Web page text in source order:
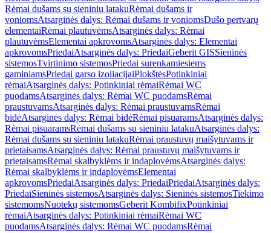
Rėmai dušams su sieniniu latakuRėmai dušams ir
voniomsAtsarginės dalys: Rėmai dušams ir voniomsDušo pertvarų
elementaiRėmai plautuvėmsAtsarginės dalys: Rėmai
plautuvėmsElementai apkrovomsAtsarginės dalys: Elementai
apkrovomsPriedaiAtsarginės dalys: PriedaiGeberit GISSieninės
sistemosTvirtinimo sistemosPriedai surenkamiesiems
gaminiamsPriedai garso izoliacijaiPlokštėsPotinkiniai
rėmaiAtsarginės dalys: Potinkiniai rėmaiRėmai WC
puodamsAtsarginės dalys: Rėmai WC puodamsRėmai
praustuvamsAtsarginės dalys: Rėmai praustuvamsRėmai
bidėAtsarginės dalys: Rėmai bidėRėmai pisuaramsAtsarginės dalys:
Rėmai pisuaramsRėmai dušams su sieniniu latakuAtsarginės dalys:
Rėmai dušams su sieniniu latakuRėmai praustuvų maišytuvams ir
prietaisamsAtsarginės dalys: Rėmai praustuvų maišytuvams ir
prietaisamsRėmai skalbyklėms ir indaplovėmsAtsarginės dalys:
Rėmai skalbyklėms ir indaplovėmsElementai
apkrovomsPriedaiAtsarginės dalys: PriedaiPriedaiAtsarginės dalys:
PriedaiSieninės sistemosAtsarginės dalys: Sieninės sistemosTiekimo
sistemomsNuotekų sistemomsGeberit KombifixPotinkiniai
rėmaiAtsarginės dalys: Potinkiniai rėmaiRėmai WC
puodamsAtsarginės dalys: Rėmai WC puodamsRėmai